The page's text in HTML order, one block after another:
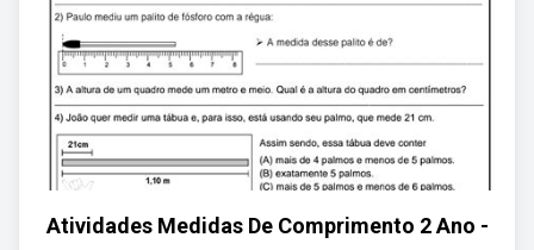
Atividades Medidas De Comprimento 2 Ano -